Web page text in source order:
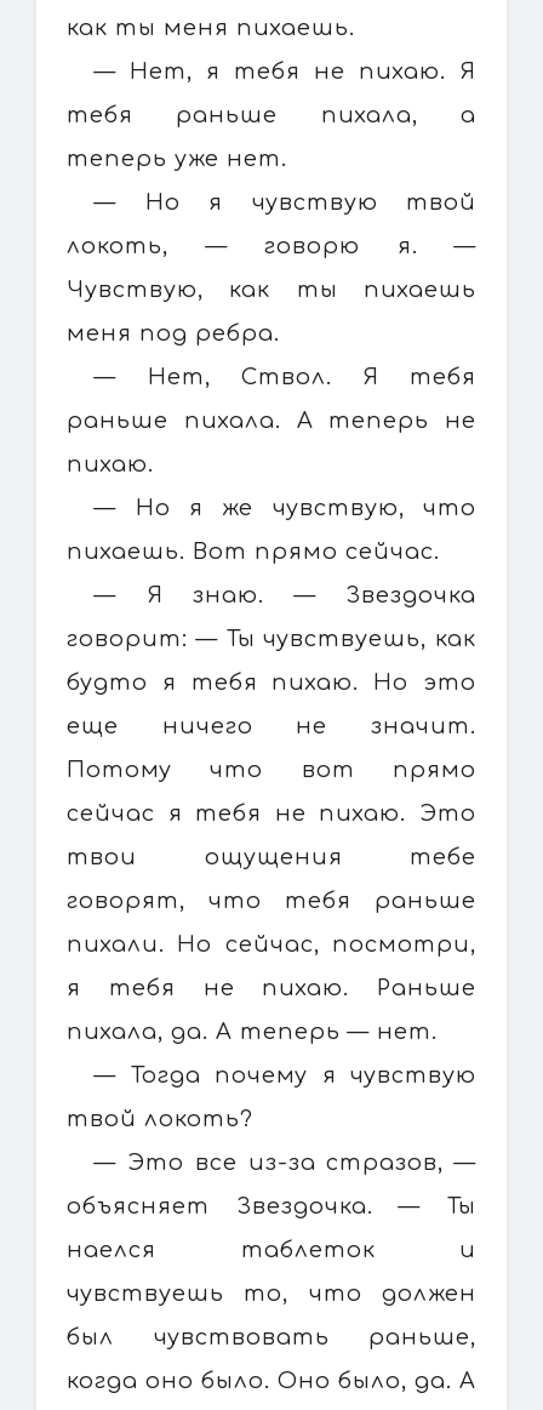
как ты меня пихаешь.
— Нет, я тебя не пихаю. Я
тебя раньше пихала, а
теперь уже нет.
— Но я чувствую твой
локоть, — говорю я. —
Чувствую, как ты пихаешь
меня под ребра.
— Нет, Ствол. Я тебя
раньше пихала. А теперь не
пихаю.
— Но я же чувствую, что
пихаешь. Вот прямо сейчас.
— Я знаю. — Звездочка
говорит: — Ты чувствуешь, как
будто я тебя пихаю. Но это
еще ничего не значит.
Потому что вот прямо
сейчас я тебя не пихаю. Это
твои ощущения тебе
говорят, что тебя раньше
пихали. Но сейчас, посмотри,
я тебя не пихаю. Раньше
пихала, да. А теперь — нет.
— Тогда почему я чувствую
твой локоть?
— Это все из-за стразов, —
объясняет Звездочка. — Ты
наелся таблеток и
чувствуешь то, что должен
был чувствовать раньше,
когда оно было. Оно было, да. А